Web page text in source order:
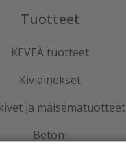
Tuotteet
KEVEÄ tuotteet
Kiviainekset
ja maisematuotteet
Betoni